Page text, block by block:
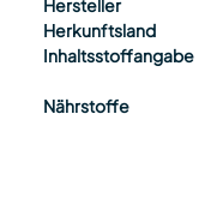
Hersteller
Herkunftsland
Inhaltsstoffangabe
Nährstoffe